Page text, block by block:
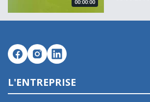
00:00:00
L'ENTREPRISE